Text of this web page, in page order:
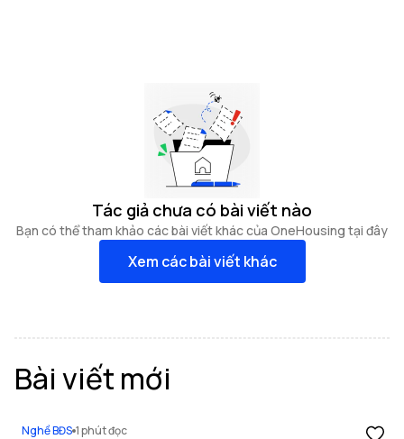
Tác giả chưa có bài viết nào
Bạn có thể tham khảo các bài viết khác của OneHousing tại đây
Xem các bài viết khác
Bài viết mới
Nghề BĐS 1 phút đọc